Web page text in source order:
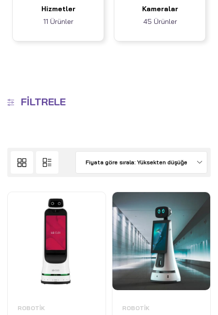
Hizmetler
11 Ürünler
Kameralar
45 Ürünler
FILTRELE
Fiyata göre sırala: Yüksekten düşüğe
ROBOTIK ROBOTIK